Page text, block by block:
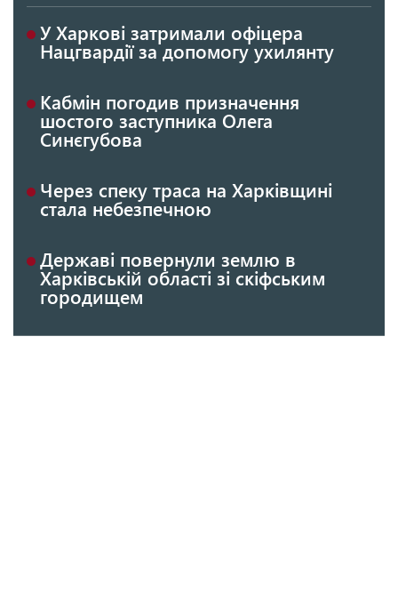
У Харкові затримали офіцера
Нацгвардії за допомогу ухилянту
Кабмін погодив призначення
шостого заступника Олега
Синєгубова
Через спеку траса на Харківщині
стала небезпечною
Державі повернули землю в
Харківській області зі скіфським
городищем